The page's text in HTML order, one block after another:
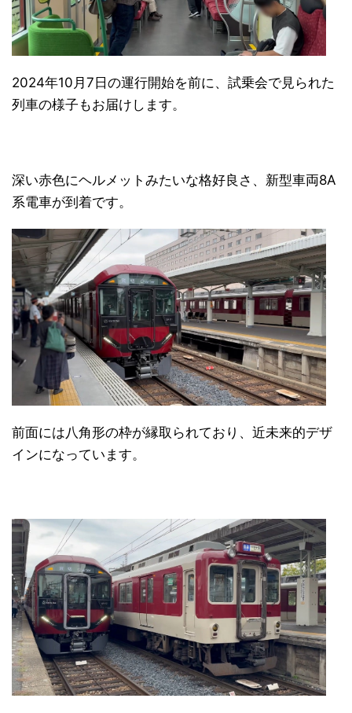
2024年10月7日の運行開始を前に、試乗会で見られた
列車の様子もお届けします。
深い赤色にヘルメットみたいな格好良さ、新型車両8A
系電車が到着です。
前面には八角形の枠が縁取られており、近未来的デザ
インになっています。